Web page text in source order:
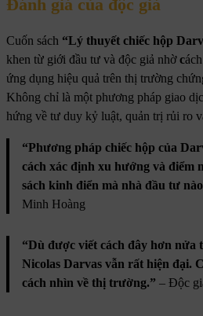
Đánh giá của độc giả
Cuốn sách “Lý thuyết chiếc hộp
khen từ giới đầu tư và độc giả nhờc
ứng dụng hiệu quả trên thị trường
Không chỉ là một phương pháp giao
hứng về tư duy kỷ luật, quản trị rủi ro
“Phương pháp chiếc hộp của
cách xác định xu hướng và điểm
sách kinh điển mà nhà đầu tư
Minh Hoàng
“Dù được viết cách đây hơn nửa
Nicolas Darvas vẫn rất hiện đại.
cách nhìn về thị trường.” – Độc